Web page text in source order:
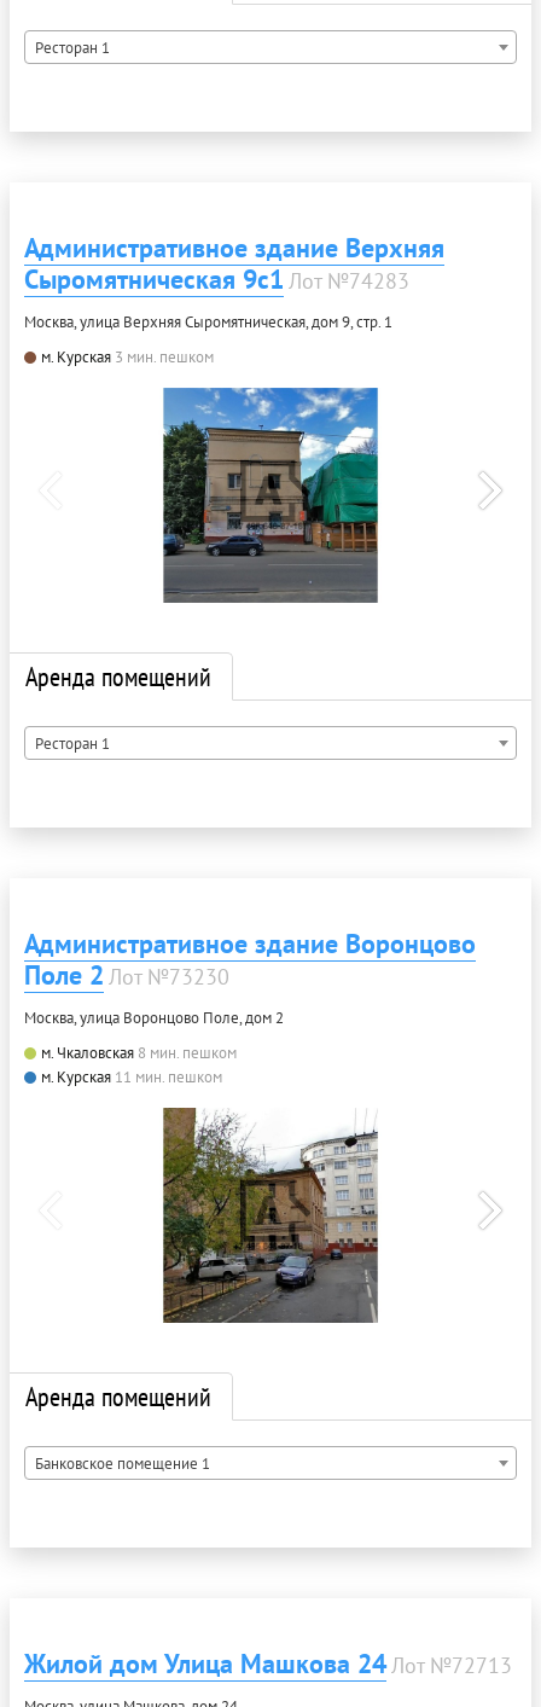
Ресторан 1
Административное здание Верхняя
Сыромятническая 9с1 Лот №74283
Москва, улица Верхняя Сыромятническая, дом 9, стр. 1
м. Курская 3 мин. пешком
Аренда помещений
Ресторан 1
Административное здание Воронцово
Поле 2 Лот №73230
Москва, улица Воронцово Поле, дом 2
м. Чкаловская 8 мин. пешком
м. Курская 11 мин. пешком
Аренда помещений
Банковское помещение 1
Жилой дом Улица Машкова 24Лот №72713